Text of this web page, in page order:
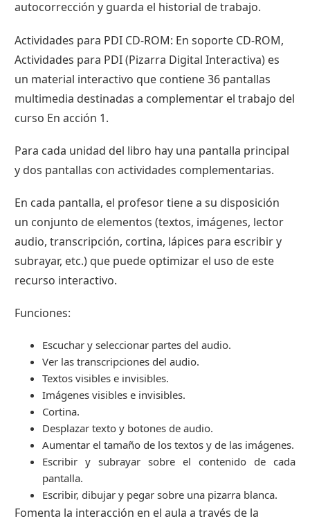
autocorrección y guarda el historial de trabajo.
Actividades para PDI CD-ROM: En soporte CD-ROM,
Actividades para PDI (Pizarra Digital Interactiva) es
un material interactivo que contiene 36 pantallas
multimedia destinadas a complementar el trabajo del
curso En acción 1.
Para cada unidad del libro hay una pantalla principal
y dos pantallas con actividades complementarias.
En cada pantalla, el profesor tiene a su disposición
un conjunto de elementos (textos, imágenes, lector
audio, transcripción, cortina, lápices para escribir y
subrayar, etc.) que puede optimizar el uso de este
recurso interactivo.
Funciones:
Escuchar y seleccionar partes del audio.
Ver las transcripciones del audio.
Textos visibles e invisibles.
Imágenes visibles e invisibles.
Cortina.
Desplazar texto y botones de audio.
Aumentar el tamaño de los textos y de las imágenes.
Escribir y subrayar sobre el contenido de cada
pantalla.
Escribir, dibujar y pegar sobre una pizarra blanca.
Fomenta la interacción en el aula a través de la